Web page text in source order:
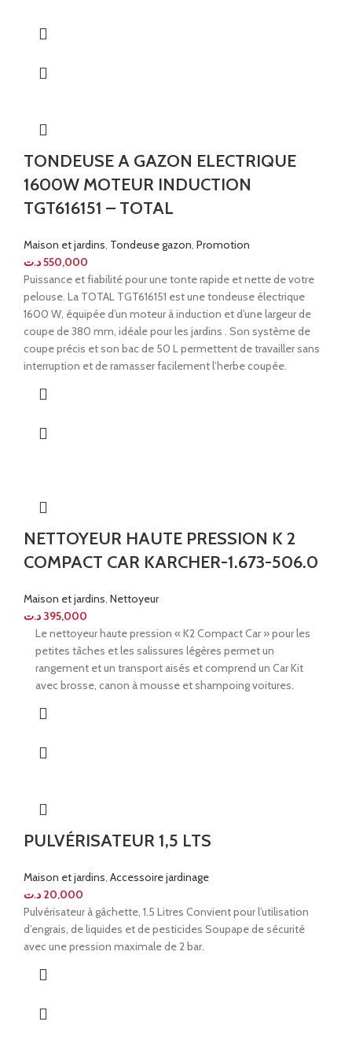
TONDEUSE A GAZON ELECTRIQUE
1600W MOTEUR INDUCTION
TGT616151 – TOTAL
Maison et jardins, Tondeuse gazon, Promotion
550,000د.ت
Puissance et fiabilité pour une tonte rapide et nette de votre
pelouse. La TOTAL TGT616151 est une tondeuse électrique
1600 W, équipée d’un moteur à induction et d’une largeur de
coupe de 380 mm, idéale pour les jardins . Son système de
coupe précis et son bac de 50 L permettent de travailler sans
interruption et de ramasser facilement l’herbe coupée.
NETTOYEUR HAUTE PRESSION K 2
COMPACT CAR KARCHER-1.673-506.0
Maison et jardins, Nettoyeur
395,000 د.ت
Le nettoyeur haute pression « K2 Compact Car » pour les
petites tâches et les salissures légères permet un
rangement et un transport aisés et comprend un Car Kit
avec brosse, canon à mousse et shampoing voitures.
PULVÉRISATEUR 1,5 LTS
Maison et jardins, Accessoire jardinage
20,000 د.ت
Pulvérisateur à gâchette, 1.5 Litres Convient pour l’utilisation
d’engrais, de liquides et de pesticides Soupape de sécurité
avec une pression maximale de 2 bar.